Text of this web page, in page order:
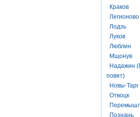
Краков
Легионово
Лодзь
Луков
Люблин
Мщонув
Надажин
повят)
Новы-Тарг
Отвоцк
Познань